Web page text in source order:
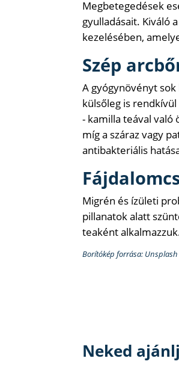
Megbetegedések
gyulladásait. Kiváló
kezelésében,
Szép
A gyógynövényt
külsőleg is
- kamilla teával való
míg a száraz vagy
antibakteriális
Migrén és ízületi
pillanatok alatt
teaként
Borítókép forrása: Unsplash
Neked